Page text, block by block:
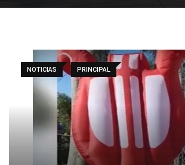
NOTICIAS PRINCIPAL